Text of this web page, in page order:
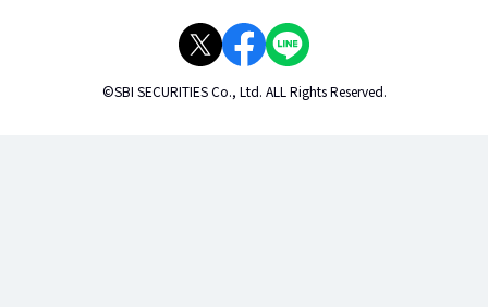
©SBI SECURITIES Co., Ltd. ALL Rights Reserved.